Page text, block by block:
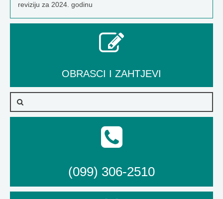
reviziju za 2024. godinu
OBRASCI I ZAHTJEVI
(099) 306-2510